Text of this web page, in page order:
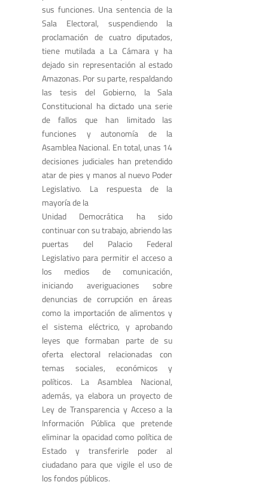
sus funciones. Una sentencia de la
Sala Electoral, suspendiendo la
proclamación de cuatro diputados,
tiene mutilada a La Cámara y ha
dejado sin representación al estado
Amazonas. Por su parte, respaldando
las tesis del Gobierno, la Sala
Constitucional ha dictado una serie
de fallos que han limitado las
funciones y autonomía de la
Asamblea Nacional. En total, unas 14
decisiones judiciales han pretendido
atar de pies y manos al nuevo Poder
Legislativo. La respuesta de la
mayoría de la
Unidad Democrática ha sido
continuar con su trabajo, abriendo las
puertas del Palacio Federal
Legislativo para permitir el acceso a
los medios de comunicación,
iniciando averiguaciones sobre
denuncias de corrupción en áreas
como la importación de alimentos y
el sistema eléctrico, y aprobando
leyes que formaban parte de su
oferta electoral relacionadas con
temas sociales, económicos y
políticos. La Asamblea Nacional,
además, ya elabora un proyecto de
Ley de Transparencia y Acceso a la
Información Pública que pretende
eliminar la opacidad como política de
Estado y transferirle poder al
ciudadano para que vigile el uso de
los fondos públicos.